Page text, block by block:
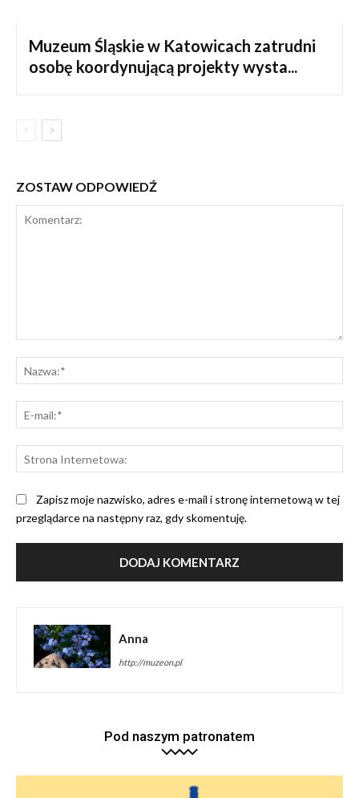
Muzeum Śląskie w Katowicach zatrudni
osobę koordynującą projekty wysta...
ZOSTAW ODPOWIEDŹ
Zapisz moje nazwisko, adres e-mail i stronę internetową w tej
przeglądarce na następny raz, gdy skomentuję.
Anna
http://muzeon.pl
Pod naszym patronatem